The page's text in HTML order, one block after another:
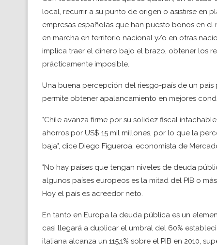
local, recurrir a su punto de origen o asistirse en
empresas españolas que han puesto bonos en
en marcha en territorio nacional y/o en otras
implica traer el dinero bajo el brazo, obtener los
prácticamente imposible.
Una buena percepción del riesgo-país de un
permite obtener apalancamiento en mejores
"Chile avanza firme por su solidez fiscal
ahorros por US$ 15 mil millones, por lo que la
baja", dice Diego Figueroa, economista de
"No hay países que tengan niveles de deuda
algunos países europeos es la mitad del PIB o
Hoy el país es acreedor neto.
En tanto en Europa la deuda pública es un
casi llegará a duplicar el umbral del 60%
italiana alcanza un 115,1% sobre el PIB en 2010,